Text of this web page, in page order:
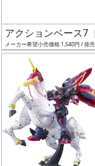
ー
タ
ー
付
属
品
（β）
アクションベース7
メーカー希望小売価格 1,540円 / 発